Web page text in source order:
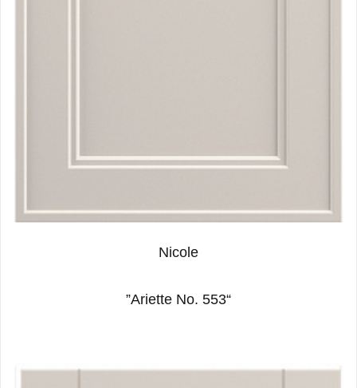
Nicole
“Ariette No. 553”